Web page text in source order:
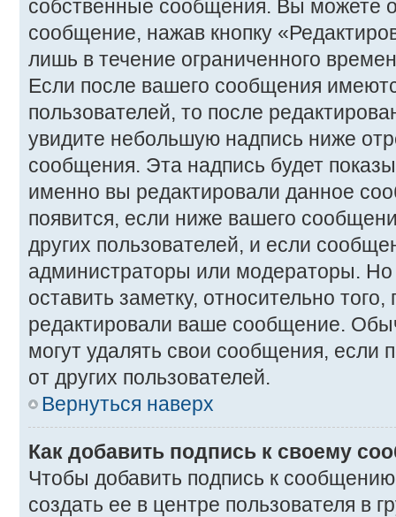
собственные сообщения. Вы можете
сообщение, нажав кнопку
лишь в течение ограниченного
Если после вашего сообщения
пользователей, то после
увидите небольшую надпись ниже
сообщения. Эта надпись будет
именно вы редактировали данное
появится, если ниже вашего
других пользователей, и если
администраторы или модераторы. Но
оставить заметку, относительно
редактировали ваше сообщение.
могут удалять свои сообщения, если
от других пользователей.
Вернуться наверх
Как добавить подпись к своему
Чтобы добавить подпись к
создать ее в центре пользователя в